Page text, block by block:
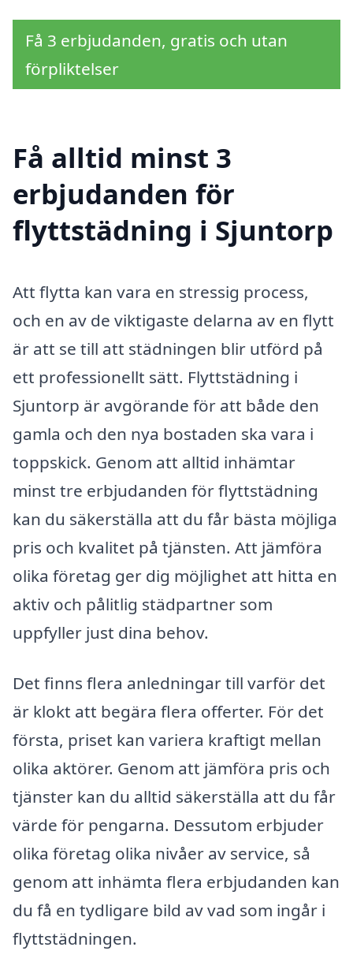
Få 3 erbjudanden, gratis och utan
förpliktelser
Få alltid minst 3
erbjudanden för
flyttstädning i Sjuntorp
Att flytta kan vara en stressig process,
och en av de viktigaste delarna av en flytt
är att se till att städningen blir utförd på
ett professionellt sätt. Flyttstädning i
Sjuntorp är avgörande för att både den
gamla och den nya bostaden ska vara i
toppskick. Genom att alltid inhämtar
minst tre erbjudanden för flyttstädning
kan du säkerställa att du får bästa möjliga
pris och kvalitet på tjänsten. Att jämföra
olika företag ger dig möjlighet att hitta en
aktiv och pålitlig städpartner som
uppfyller just dina behov.
Det finns flera anledningar till varför det
är klokt att begära flera offerter. För det
första, priset kan variera kraftigt mellan
olika aktörer. Genom att jämföra pris och
tjänster kan du alltid säkerställa att du får
värde för pengarna. Dessutom erbjuder
olika företag olika nivåer av service, så
genom att inhämta flera erbjudanden kan
du få en tydligare bild av vad som ingår i
flyttstädningen.